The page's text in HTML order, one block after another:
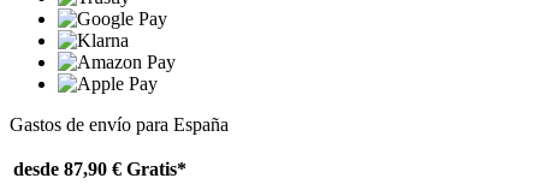
Gastos de envío para España
desde 87,90 € Gratis*